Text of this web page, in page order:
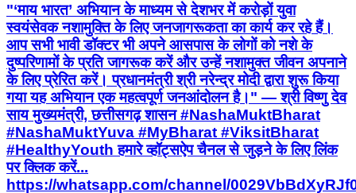
"‘माय भारत’ अभियान के माध्यम से देशभर में करोड़ों युवा
स्वयंसेवक नशामुक्ति के लिए जनजागरूकता का कार्य कर रहे हैं।
आप सभी भावी डॉक्टर भी अपने आसपास के लोगों को नशे के
दुष्परिणामों के प्रति जागरूक करें और उन्हें नशामुक्त जीवन अपनाने
के लिए प्रेरित करें। प्रधानमंत्री श्री नरेन्द्र मोदी द्वारा शुरू किया
गया यह अभियान एक महत्वपूर्ण जनआंदोलन है।" — श्री विष्णु देव
साय मुख्यमंत्री, छत्तीसगढ़ शासन #NashaMuktBharat
#NashaMuktYuva #MyBharat #ViksitBharat
#HealthyYouth हमारे व्हॉट्सऐप चैनल से जुड़ने के लिए लिंक
पर क्लिक करें...
https://whatsapp.com/channel/